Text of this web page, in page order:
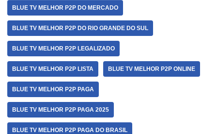
BLUE TV MELHOR P2P DO MERCADO
BLUE TV MELHOR P2P DO RIO GRANDE DO SUL
BLUE TV MELHOR P2P LEGALIZADO
BLUE TV MELHOR P2P LISTA BLUE TV MELHOR P2P ONLINE
BLUE TV MELHOR P2P PAGA
BLUE TV MELHOR P2P PAGA 2025
BLUE TV MELHOR P2P PAGA DO BRASIL